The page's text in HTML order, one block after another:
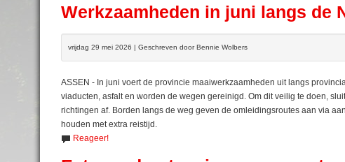
Werkzaamheden in juni langs de
vrijdag 29 mei 2026 | Geschreven door Bennie Wolbers
ASSEN - In juni voert de provincie maaiwerkzaamheden uit langs
viaducten, asfalt en worden de wegen gereinigd. Om dit veilig te doen,
richtingen af. Borden langs de weg geven de omleidingsroutes aan via
houden met extra reistijd.
Reageer!